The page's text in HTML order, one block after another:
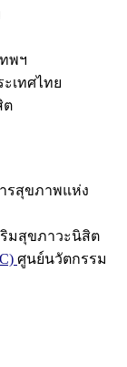
พฯ
เทศไทย
ต
รสุขภาพแห่ง
มสุขภาวะนิสิต
ศูนย์นวัตกรรม